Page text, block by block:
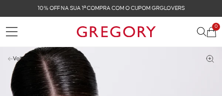
FRETE GRÁTIS NAS COMPRAS ACIMA DE
0
Voltar